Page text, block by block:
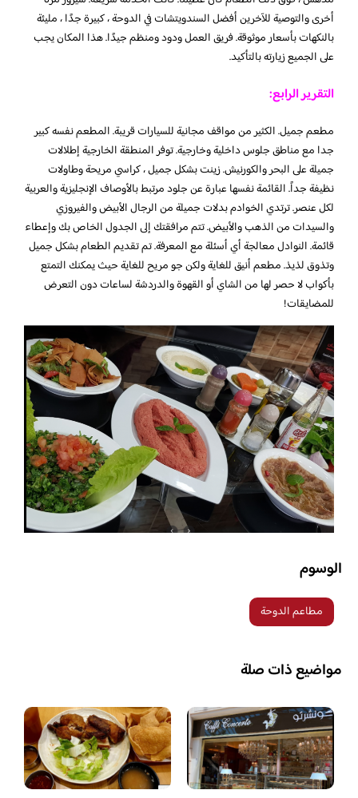
أخرى والتوصية للآخرين أفضل السندويتشات في الدوحة ، كبيرة جدًا ، مليئة
بالنكهات بأسعار موثوقة. فريق العمل ودود ومنظم جيدًا. هذا المكان يجب
على الجميع زيارته بالتأكيد.
التقرير الرابع:
مطعم جميل. الكثير من مواقف مجانية للسيارات قريبة. المطعم نفسه كبير
جدا مع مناطق جلوس داخلية وخارجية. توفر المنطقة الخارجية إطلالات
جميلة على البحر والكورنيش. زينت بشكل جميل ، كراسي مريحة وطاولات
نظيفة جداً. القائمة نفسها عبارة عن جلود مرتبط بالأوصاف الإنجليزية والعربية
لكل عنصر. ترتدي الخوادم بدلات جميلة من الرجال الأبيض والفيروزي
والسيدات من الذهب والأبيض. تتم مرافقتك إلى الجدول الخاص بك وإعطاء
قائمة. النوادل معالجة أي أسئلة مع المعرفة. تم تقديم الطعام بشكل جميل
وتذوق لذيذ. مطعم أنيق للغاية ولكن جو مريح للغاية حيث يمكنك التمتع
بأكواب لا حصر لها من الشاي أو القهوة والدردشة لساعات دون التعرض
للمضايقات!
الوسوم
مطاعم الدوحة
مواضيع ذات صلة